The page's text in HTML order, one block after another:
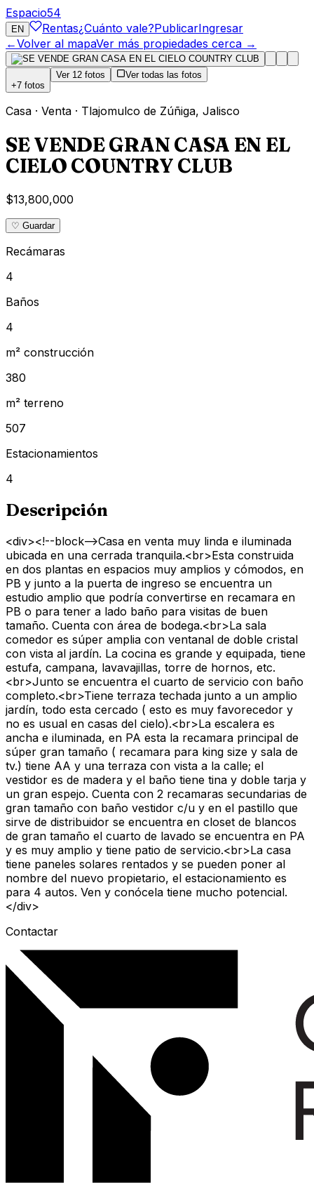
Espacio54
EN Rentas¿Cuánto vale?PublicarIngresar
←Volver al mapaVer más propiedades cerca →
+7 fotos
Ver 12 fotos Ver todas las fotos
Casa · Venta · Tlajomulco de Zúñiga, Jalisco
SE VENDE GRAN CASA EN EL
CIELO COUNTRY CLUB
$13,800,000
♡ Guardar
Recámaras
4
Baños
4
m² construcción
380
m² terreno
507
Estacionamientos
4
Descripción
<div><!--block-->Casa en venta muy linda e iluminada
ubicada en una cerrada tranquila.<br>Esta construida
en dos plantas en espacios muy amplios y cómodos, en
PB y junto a la puerta de ingreso se encuentra un
estudio amplio que podría convertirse en recamara en
PB o para tener a lado baño para visitas de buen
tamaño. Cuenta con área de bodega.<br>La sala
comedor es súper amplia con ventanal de doble cristal
con vista al jardín. La cocina es grande y equipada, tiene
estufa, campana, lavavajillas, torre de hornos, etc.
<br>Junto se encuentra el cuarto de servicio con baño
completo.<br>Tiene terraza techada junto a un amplio
jardín, todo esta cercado ( esto es muy favorecedor y
no es usual en casas del cielo).<br>La escalera es
ancha e iluminada, en PA esta la recamara principal de
súper gran tamaño ( recamara para king size y sala de
tv.) tiene AA y una terraza con vista a la calle; el
vestidor es de madera y el baño tiene tina y doble tarja y
un gran espejo. Cuenta con 2 recamaras secundarias de
gran tamaño con baño vestidor c/u y en el pastillo que
sirve de distribuidor se encuentra en closet de blancos
de gran tamaño el cuarto de lavado se encuentra en PA
y es muy amplio y tiene patio de servicio.<br>La casa
tiene paneles solares rentados y se pueden poner al
nombre del nuevo propietario, el estacionamiento es
para 4 autos. Ven y conócela tiene mucho potencial.
</div>
Contactar